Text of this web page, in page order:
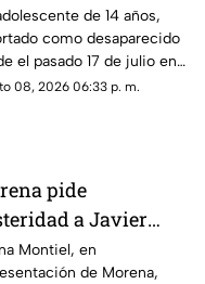
es
a Jalisco
ser localizado en
de 14 años,
como desaparecido
el pasado 17 de julio en
fue localizado
08, 2026 06:33 p. m.
pide
a Javier
pero el ejemplo
faltar en casa
Montiel, en
de Morena,